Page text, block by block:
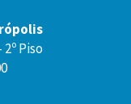
Piso